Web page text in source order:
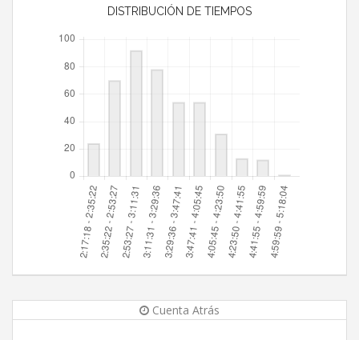
DISTRIBUCIÓN DE TIEMPOS
Cuenta Atrás